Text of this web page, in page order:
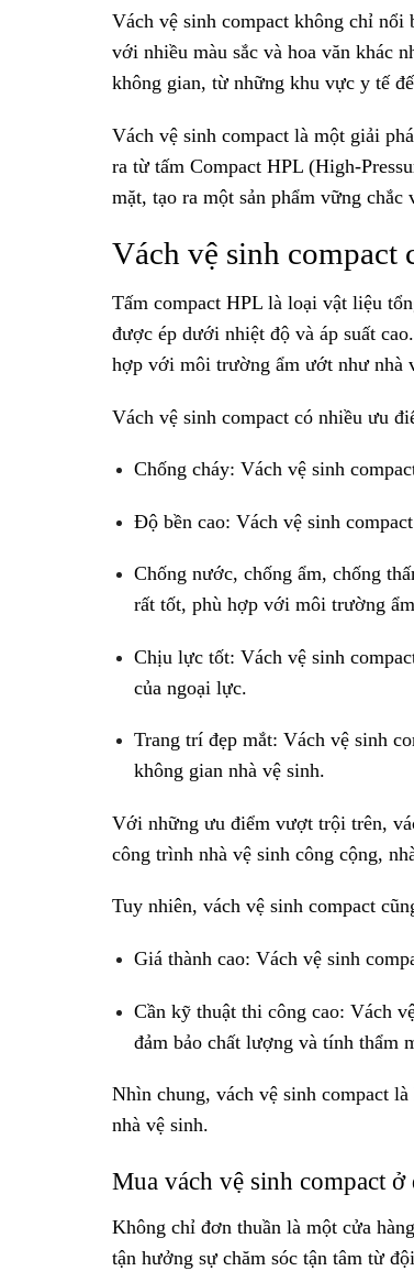
Vách vệ sinh compact không chỉ nổi
với nhiều màu sắc và hoa văn khác
không gian, từ những khu vực y tế
Vách vệ sinh compact là một giải
ra từ tấm Compact HPL (High-
mặt, tạo ra một sản phẩm vững
Vách vệ sinh compact
Tấm compact HPL là loại vật liệu
được ép dưới nhiệt độ và áp suất
hợp với môi trường ẩm ướt như nhà
Vách vệ sinh compact có nhiều ưu
Chống cháy: Vách vệ sinh
Độ bền cao: Vách vệ sinh
Chống nước, chống ẩm, chống
rất tốt, phù hợp với môi trường
Chịu lực tốt: Vách vệ sinh
của ngoại lực.
Trang trí đẹp mắt: Vách vệ sinh
không gian nhà vệ sinh.
Với những ưu điểm vượt trội trên,
công trình nhà vệ sinh công cộng,
Tuy nhiên, vách vệ sinh compact
Giá thành cao: Vách vệ sinh
Cần kỹ thuật thi công cao: Vách
đảm bảo chất lượng và tính thẩm
Nhìn chung, vách vệ sinh compact
nhà vệ sinh.
Mua vách vệ sinh compact ở
Không chỉ đơn thuần là một cửa
tận hưởng sự chăm sóc tận tâm từ